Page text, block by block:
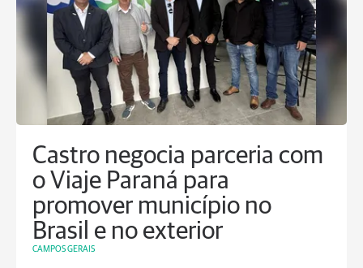
Castro negocia parceria com
o Viaje Paraná para
promover município no
Brasil e no exterior
CAMPOS GERAIS